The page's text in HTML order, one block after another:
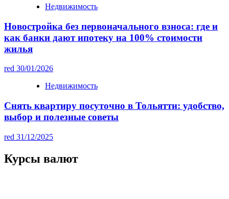
Недвижимость
Новостройка без первоначального взноса: где и
как банки дают ипотеку на 100% стоимости
жилья
red 30/01/2026
Недвижимость
Снять квартиру посуточно в Тольятти: удобство,
выбор и полезные советы
red 31/12/2025
Курсы валют